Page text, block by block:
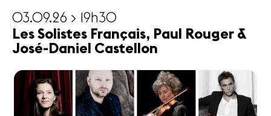
03.09.26 > 19h30
Les Solistes Français, Paul Rouger &
José-Daniel Castellon